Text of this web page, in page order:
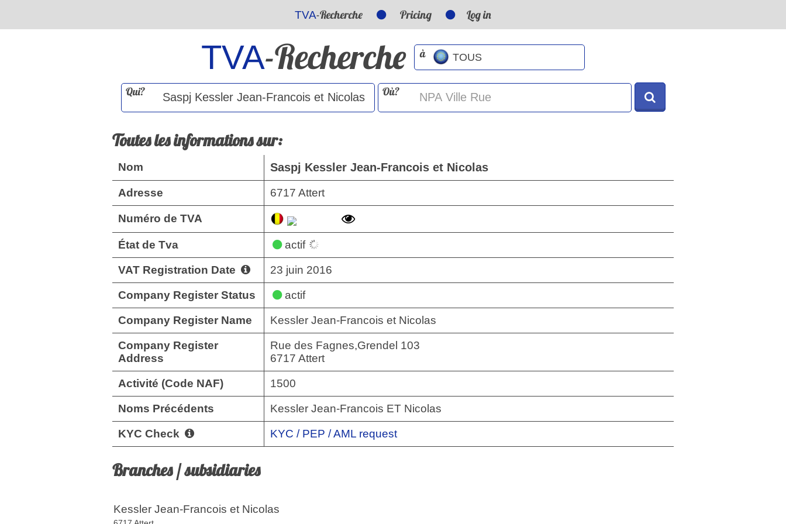
TVA-Recherche Pricing Log in
TVA-Recherche à
Qui? Où?
Toutes les informations sur:
Nom Saspj Kessler Jean-Francois et Nicolas
Adresse 6717 Attert
Numéro de TVA
État de Tva actif
VAT Registration Date 23 juin 2016
Company Register Status actif
Company Register Name Kessler Jean-Francois et Nicolas
Company Register
Address
Rue des Fagnes,Grendel 103
6717 Attert
Activité (Code NAF) 1500
Noms Précédents Kessler Jean-Francois ET Nicolas
KYC Check KYC / PEP / AML request
Branches / subsidiaries
Kessler Jean-Francois et Nicolas